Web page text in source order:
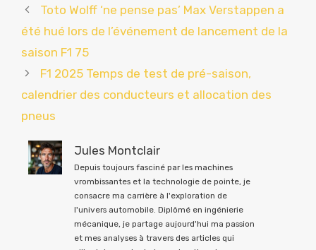
Toto Wolff ‘ne pense pas’ Max Verstappen a
été hué lors de l’événement de lancement de la
saison F1 75
F1 2025 Temps de test de pré-saison,
calendrier des conducteurs et allocation des
pneus
Jules Montclair
Depuis toujours fasciné par les machines
vrombissantes et la technologie de pointe, je
consacre ma carrière à l'exploration de
l'univers automobile. Diplômé en ingénierie
mécanique, je partage aujourd'hui ma passion
et mes analyses à travers des articles qui